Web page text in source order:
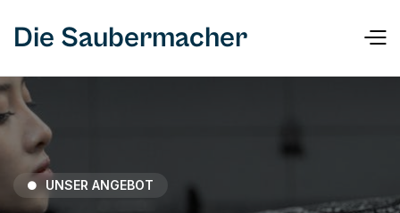
Die Saubermacher
 UNSER ANGEBOT